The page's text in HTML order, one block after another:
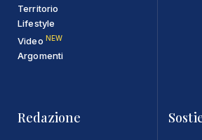
Territorio
Lifestyle
Video NEW
Argomenti
Redazione